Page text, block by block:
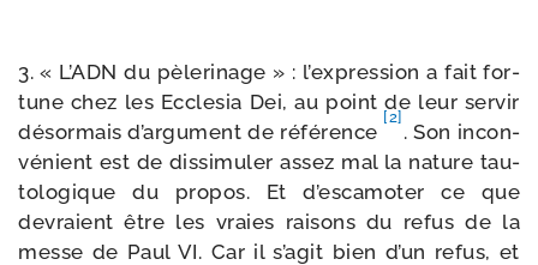
3. « L’ADN du pèle­ri­nage » : l’expression a fait for­
tune chez les Ecclesia Dei, au point de leur ser­vir
désor­mais d’argument de réfé­rence
[2]
. Son incon­
vé­nient est de dis­si­mu­ler assez mal la nature tau­
to­lo­gique du pro­pos. Et d’escamoter ce que
devraient être les vraies rai­sons du refus de la
messe de Paul VI. Car il s’agit bien d’un refus, et